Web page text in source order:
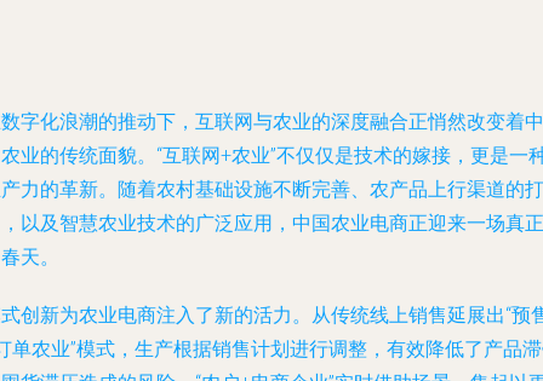
字化浪潮的推动下，互联网与农业的深度融合正悄然改变着中
业的传统面貌。“互联网+农业”不仅仅是技术的嫁接，更是一
力的革新。随着农村基础设施不断完善、农产品上行渠道的打
以及智慧农业技术的广泛应用，中国农业电商正迎来一场真正
天。
创新为农业电商注入了新的活力。从传统线上销售延展出“预
单农业”模式，生产根据销售计划进行调整，有效降低了产品